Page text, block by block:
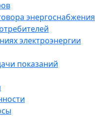
энергоснабжения
электроэнергии
показаний